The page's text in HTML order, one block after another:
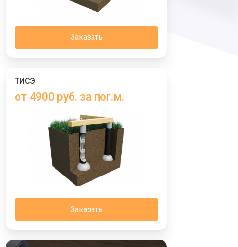
Заказать
ТИСЭ
от 4900 руб. за пог.м.
Заказать